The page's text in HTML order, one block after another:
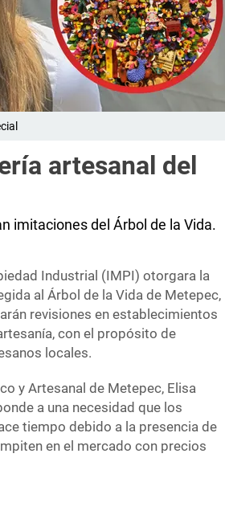
artesanal del
imitaciones del Árbol de la Vida.
Industrial (IMPI) otorgara la
al Árbol de la Vida de Metepec,
revisiones en establecimientos
con el propósito de
locales.
y Artesanal de Metepec, Elisa
a una necesidad que los
tiempo debido a la presencia de
en el mercado con precios